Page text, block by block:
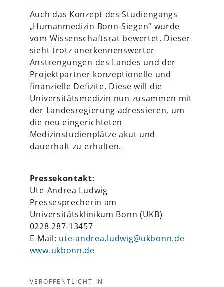
Auch das Konzept des Studiengangs
„Humanmedizin Bonn-Siegen“ wurde
vom Wissenschaftsrat bewertet. Dieser
sieht trotz anerkennenswerter
Anstrengungen des Landes und der
Projektpartner konzeptionelle und
finanzielle Defizite. Diese will die
Universitätsmedizin nun zusammen mit
der Landesregierung adressieren, um
die neu eingerichteten
Medizinstudienplätze akut und
dauerhaft zu erhalten.
Pressekontakt:
Ute-Andrea Ludwig
Pressesprecherin am
Universitätsklinikum Bonn (UKB)
0228 287-13457
E-Mail: ute-andrea.ludwig@ukbonn.de
www.ukbonn.de
VERÖFFENTLICHT IN